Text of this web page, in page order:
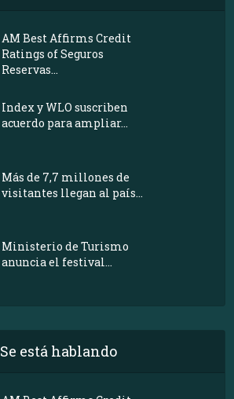
AM Best Affirms Credit
Ratings of Seguros
Reservas...
Index y WLO suscriben
acuerdo para ampliar...
Más de 7,7 millones de
visitantes llegan al país...
Ministerio de Turismo
anuncia el festival...
Se está hablando